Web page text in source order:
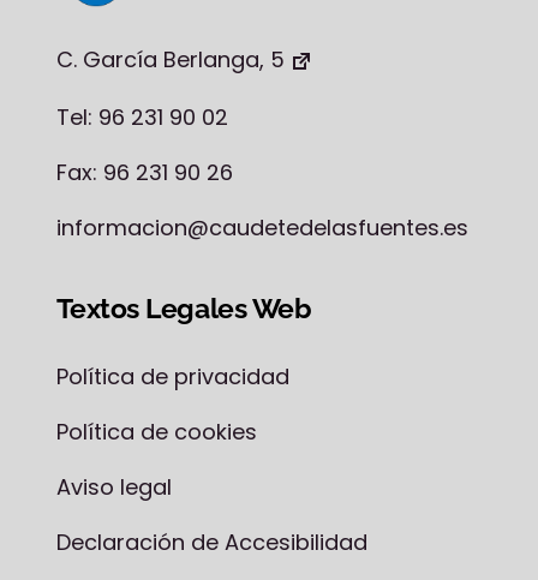
C. García Berlanga, 5
Tel: 96 231 90 02
Fax: 96 231 90 26
informacion@caudetedelasfuentes.es
Textos Legales Web
Política de privacidad
Política de cookies
Aviso legal
Declaración de Accesibilidad